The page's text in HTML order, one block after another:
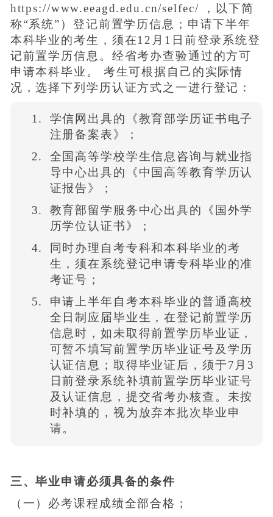
https://www.eeagd.edu.cn/selfec/ ，以下简
称“系统”）登记前置学历信息；申请下半年
本科毕业的考生，须在12月1日前登录系统登
记前置学历信息。经省考办查验通过的方可
申请本科毕业。 考生可根据自己的实际情
况，选择下列学历认证方式之一进行登记：
学信网出具的《教育部学历证书电子
注册备案表》；
全国高等学校学生信息咨询与就业指
导中心出具的《中国高等教育学历认
证报告》；
教育部留学服务中心出具的《国外学
历学位认证书》；
同时办理自考专科和本科毕业的考
生，须在系统登记申请专科毕业的准
考证号；
申请上半年自考本科毕业的普通高校
全日制应届毕业生，在登记前置学历
信息时，如未取得前置学历毕业证，
可暂不填写前置学历毕业证号及学历
认证信息；取得毕业证后，须于7月3
日前登录系统补填前置学历毕业证号
及认证信息，提交省考办核查。未按
时补填的，视为放弃本批次毕业申
请。
三、毕业申请必须具备的条件
（一）必考课程成绩全部合格；